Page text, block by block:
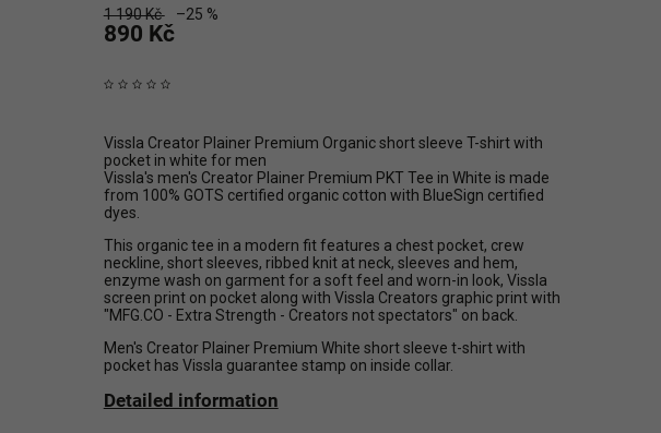
1 190 Kč –25 %
890 Kč
Vissla Creator Plainer Premium Organic short sleeve T-shirt with
pocket in white for men
Vissla's men's Creator Plainer Premium PKT Tee in White is made
from 100% GOTS certified organic cotton with BlueSign certified
dyes.
This organic tee in a modern fit features a chest pocket, crew
neckline, short sleeves, ribbed knit at neck, sleeves and hem,
enzyme wash on garment for a soft feel and worn-in look, Vissla
screen print on pocket along with Vissla Creators graphic print with
"MFG.CO - Extra Strength - Creators not spectators" on back.
Men's Creator Plainer Premium White short sleeve t-shirt with
pocket has Vissla guarantee stamp on inside collar.
Detailed information